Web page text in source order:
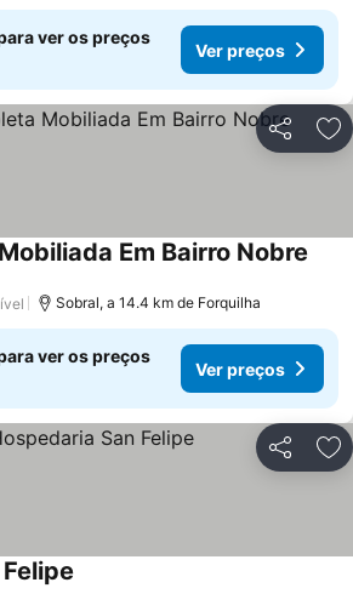
ver os preços
Ver preços
Partilhar
Em Bairro Nobre
Sobral, a 14.4 km de Forquilha
ver os preços
Ver preços
Partilhar